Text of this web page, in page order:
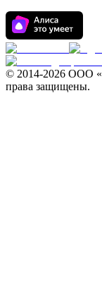
© 2014-2026 ООО
права защищены.